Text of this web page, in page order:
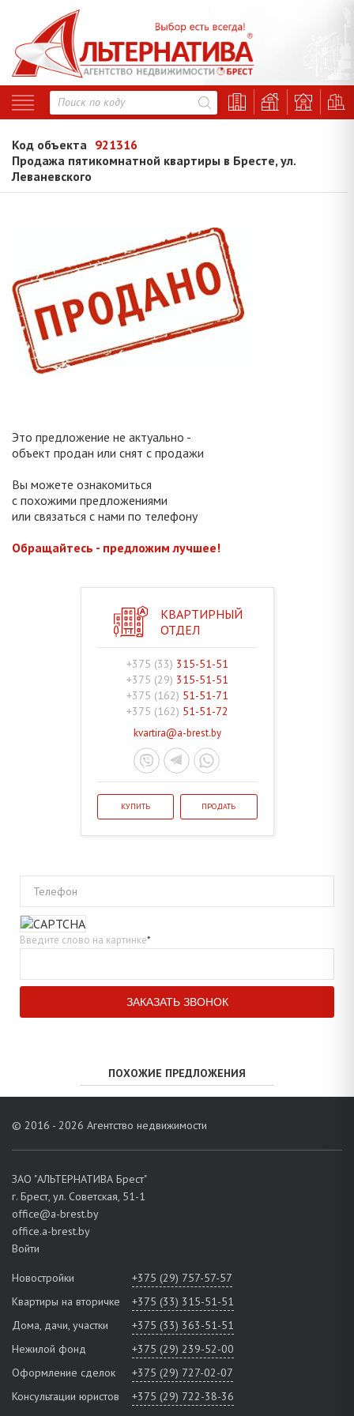
Код объекта 921316
Продажа пятикомнатной квартиры в Бресте, ул.
Леваневского
Это предложение не актуально -
объект продан или снят с продажи
Вы можете ознакомиться
с похожими предложениями
или связаться с нами по телефону
Обращайтесь - предложим лучшее!
КВАРТИРНЫЙ
ОТДЕЛ
+375 (33) 315-51-51
+375 (29) 315-51-51
+375 (162) 51-51-71
+375 (162) 51-51-72
kvartira@a-brest.by
КУПИТЬ ПРОДАТЬ
Телефон
Введите слово на картинке*
ПОХОЖИЕ ПРЕДЛОЖЕНИЯ
© 2016 - 2026 Агентство недвижимости
ЗАО "АЛЬТЕРНАТИВА Брест"
г. Брест, ул. Советская, 51-1
office@a-brest.by
office.a-brest.by
Войти
Новостройки
+375 (29) 757-57-57
Квартиры на вторичке
+375 (33) 315-51-51
Дома, дачи, участки
+375 (33) 363-51-51
Нежилой фонд
+375 (29) 239-52-00
Оформление сделок
+375 (29) 727-02-07
Консультации юристов
+375 (29) 722-38-36